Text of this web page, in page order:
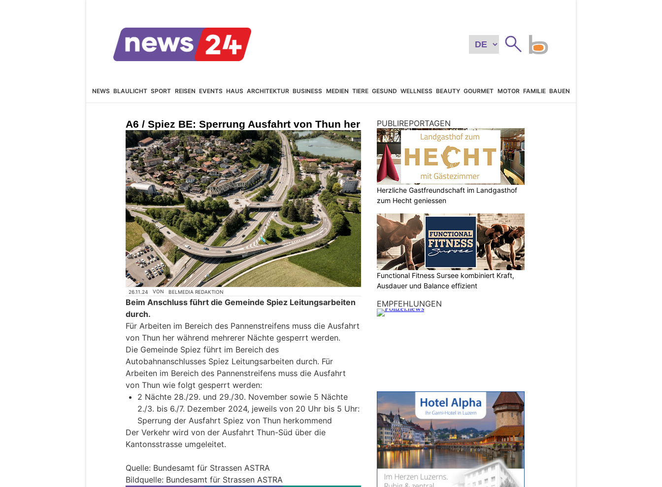
NEWS BLAULICHT SPORT REISEN EVENTS HAUS ARCHITEKTUR BUSINESS MEDIEN TIERE GESUND WELLNESS BEAUTY GOURMET MOTOR FAMILIE BAUEN
A6 / Spiez BE: Sperrung Ausfahrt von Thun her
26.11.24 VON BELMEDIA REDAKTION
Beim Anschluss führt die Gemeinde Spiez Leitungsarbeiten
durch.
Für Arbeiten im Bereich des Pannenstreifens muss die Ausfahrt
von Thun her während mehrerer Nächte gesperrt werden.
Die Gemeinde Spiez führt im Bereich des
Autobahnanschlusses Spiez Leitungsarbeiten durch. Für
Arbeiten im Bereich des Pannenstreifens muss die Ausfahrt
von Thun wie folgt gesperrt werden:
2 Nächte 28./29. und 29./30. November sowie 5 Nächte
2./3. bis 6./7. Dezember 2024, jeweils von 20 Uhr bis 5 Uhr:
Sperrung der Ausfahrt Spiez von Thun herkommend
Der Verkehr wird von der Ausfahrt Thun-Süd über die
Kantonsstrasse umgeleitet.
Quelle: Bundesamt für Strassen ASTRA
Bildquelle: Bundesamt für Strassen ASTRA
PUBLIREPORTAGEN
Herzliche Gastfreundschaft im Landgasthof
zum Hecht geniessen
Functional Fitness Sursee kombiniert Kraft,
Ausdauer und Balance effizient
EMPFEHLUNGEN